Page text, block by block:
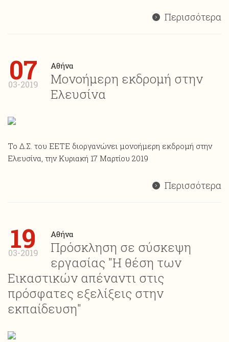
Περισσότερα
07
03-2019
Αθήνα
Μονοήμερη εκδρομή στην
Ελευσίνα
Το Δ.Σ. του ΕΕΤΕ διοργανώνει μονοήμερη εκδρομή στην
Ελευσίνα, την Κυριακή 17 Μαρτίου 2019
Περισσότερα
19
03-2019
Αθήνα
Πρόσκληση σε σύσκεψη
εργασίας "Η θέση των
Εικαστικών απέναντι στις
πρόσφατες εξελίξεις στην
εκπαίδευση"